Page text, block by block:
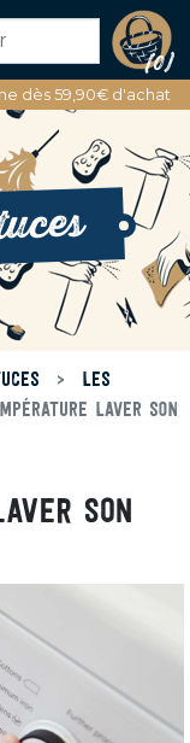
(0)
dès 59,90€ d'achat
LES
LAVER SON
SON